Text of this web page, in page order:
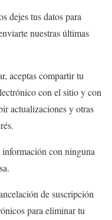
dejes tus datos para
nuestras últimas
aceptas compartir tu
con el sitio y con
actualizaciones y otras
con ninguna
de suscripción
para eliminar tu